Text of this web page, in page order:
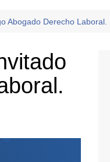
Abogado Derecho Laboral.